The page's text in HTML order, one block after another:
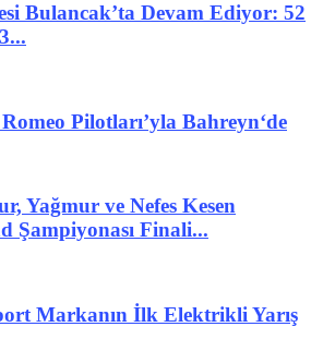
Bulancak’ta Devam Ediyor: 52
Pilotları’yla Bahreyn‘de
Yağmur ve Nefes Kesen
Şampiyonası Finali...
Markanın İlk Elektrikli Yarış